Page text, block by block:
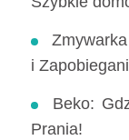
i
Beko:
Prania!